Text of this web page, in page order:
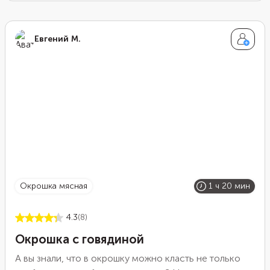
получается необычно, но очень вкусно!
Евгений М.
окрошка мясная 1 ч 20 мин
4.3(8)
Окрошка с говядиной
А вы знали, что в окрошку можно класть не только